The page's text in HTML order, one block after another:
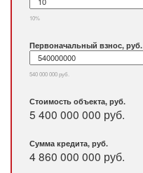
10%
Первоначальный взнос, руб.
540 000 000 руб.
Стоимость объекта, руб.
5 400 000 000 руб.
Сумма кредита, руб.
4 860 000 000 руб.